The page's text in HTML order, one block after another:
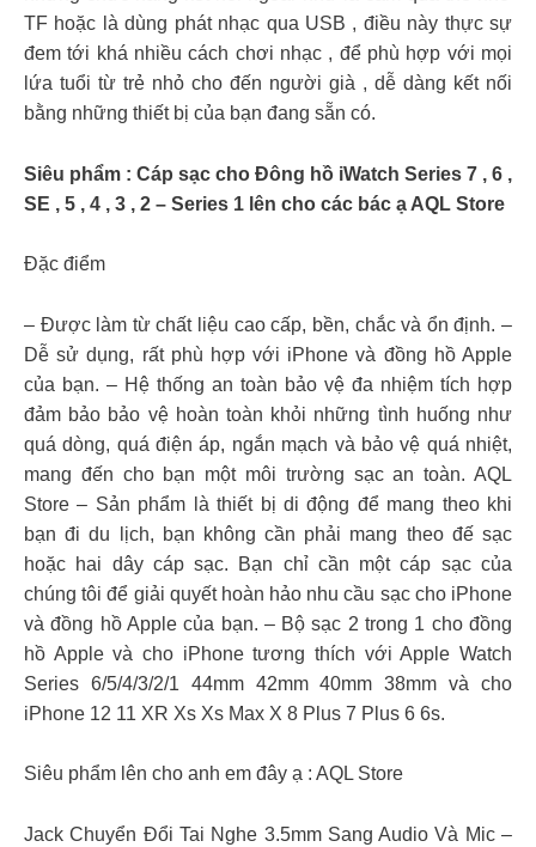
TF hoặc là dùng phát nhạc qua USB , điều này thực sự
đem tới khá nhiều cách chơi nhạc , để phù hợp với mọi
lứa tuổi từ trẻ nhỏ cho đến người già , dễ dàng kết nối
bằng những thiết bị của bạn đang sẵn có.
Siêu phẩm : Cáp sạc cho Đông hồ iWatch Series 7 , 6 ,
SE , 5 , 4 , 3 , 2 – Series 1 lên cho các bác ạ AQL Store
Đặc điểm
– Được làm từ chất liệu cao cấp, bền, chắc và ổn định. –
Dễ sử dụng, rất phù hợp với iPhone và đồng hồ Apple
của bạn. – Hệ thống an toàn bảo vệ đa nhiệm tích hợp
đảm bảo bảo vệ hoàn toàn khỏi những tình huống như
quá dòng, quá điện áp, ngắn mạch và bảo vệ quá nhiệt,
mang đến cho bạn một môi trường sạc an toàn. AQL
Store – Sản phẩm là thiết bị di động để mang theo khi
bạn đi du lịch, bạn không cần phải mang theo đế sạc
hoặc hai dây cáp sạc. Bạn chỉ cần một cáp sạc của
chúng tôi để giải quyết hoàn hảo nhu cầu sạc cho iPhone
và đồng hồ Apple của bạn. – Bộ sạc 2 trong 1 cho đồng
hồ Apple và cho iPhone tương thích với Apple Watch
Series 6/5/4/3/2/1 44mm 42mm 40mm 38mm và cho
iPhone 12 11 XR Xs Xs Max X 8 Plus 7 Plus 6 6s.
Siêu phẩm lên cho anh em đây ạ : AQL Store
Jack Chuyển Đổi Tai Nghe 3.5mm Sang Audio Và Mic –